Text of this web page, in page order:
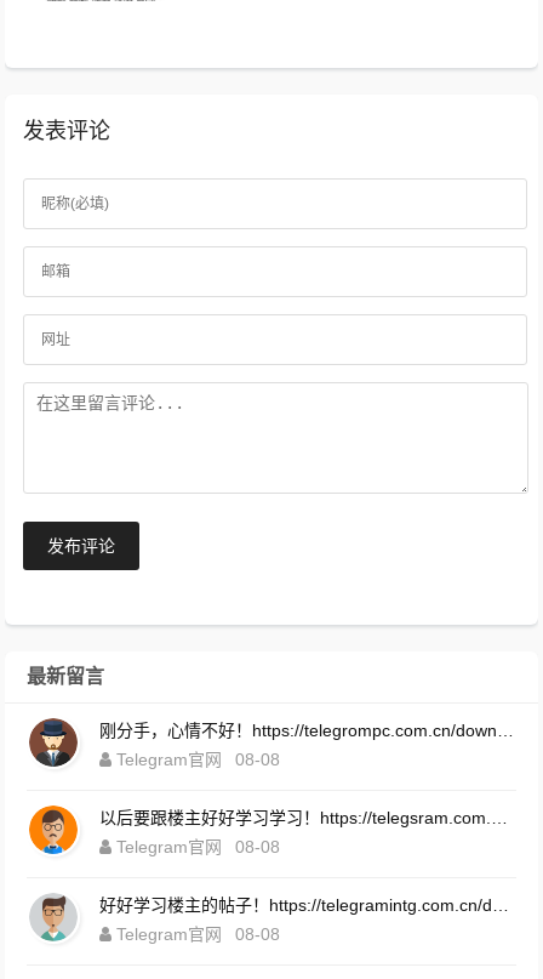
发表评论
发布评论
最新留言
刚分手，心情不好！https://telegrompc.com.cn/download.html
Telegram官网
08-08
以后要跟楼主好好学习学习！https://telegsram.com.cn/download.html
Telegram官网
08-08
好好学习楼主的帖子！https://telegramintg.com.cn/download.html
Telegram官网
08-08